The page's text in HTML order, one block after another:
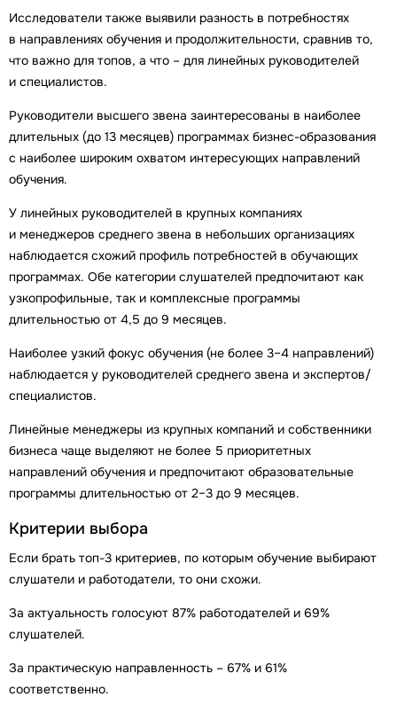
Исследователи также выявили разность в потребностях
в направлениях обучения и продолжительности, сравнив то,
что важно для топов, а что – для линейных руководителей
и специалистов.
Руководители высшего звена заинтересованы в наиболее
длительных (до 13 месяцев) программах бизнес-образования
с наиболее широким охватом интересующих направлений
обучения.
У линейных руководителей в крупных компаниях
и менеджеров среднего звена в небольших организациях
наблюдается схожий профиль потребностей в обучающих
программах. Обе категории слушателей предпочитают как
узкопрофильные, так и комплексные программы
длительностью от 4,5 до 9 месяцев.
Наиболее узкий фокус обучения (не более 3–4 направлений)
наблюдается у руководителей среднего звена и экспертов/
специалистов.
Линейные менеджеры из крупных компаний и собственники
бизнеса чаще выделяют не более 5 приоритетных
направлений обучения и предпочитают образовательные
программы длительностью от 2–3 до 9 месяцев.
Критерии выбора
Если брать топ-3 критериев, по которым обучение выбирают
слушатели и работодатели, то они схожи.
За актуальность голосуют 87% работодателей и 69%
слушателей.
За практическую направленность – 67% и 61%
соответственно.